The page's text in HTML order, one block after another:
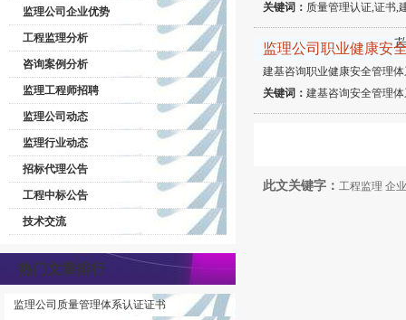
监理公司企业优势
工程监理分析
咨询案例分析
监理工程师招聘
监理公司动态
监理行业动态
招标代理公告
工程中标公告
技术交流
热门文章排行
监理公司质量管理体系认证证书
关键词： 质量管理认证,证书,
监理公司职业健康安
建基咨询职业健康安全管理
关键词： 建基咨询安全管理
此文关键字： 工程监理 企